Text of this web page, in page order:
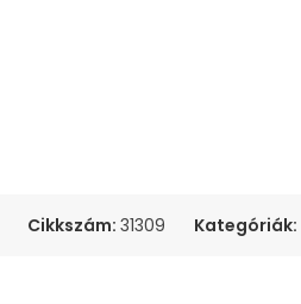
Cikkszám: 31309 Kategóriák: